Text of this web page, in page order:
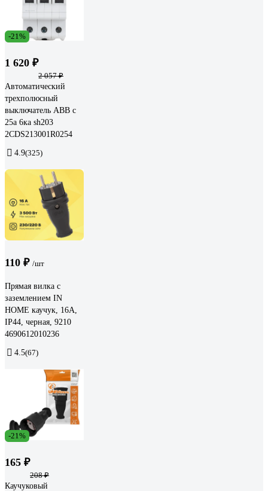
-21%
1 620 ₽
2 057 ₽
Автоматический
трехполюсный
выключатель ABB c
25а 6ка sh203
2CDS213001R0254
4.9(325)
110 ₽ /шт
Прямая вилка с
заземлением IN
HOME каучук, 16А,
IP44, черная, 9210
4690612010236
4.5(67)
-21%
165 ₽
208 ₽
Каучуковый